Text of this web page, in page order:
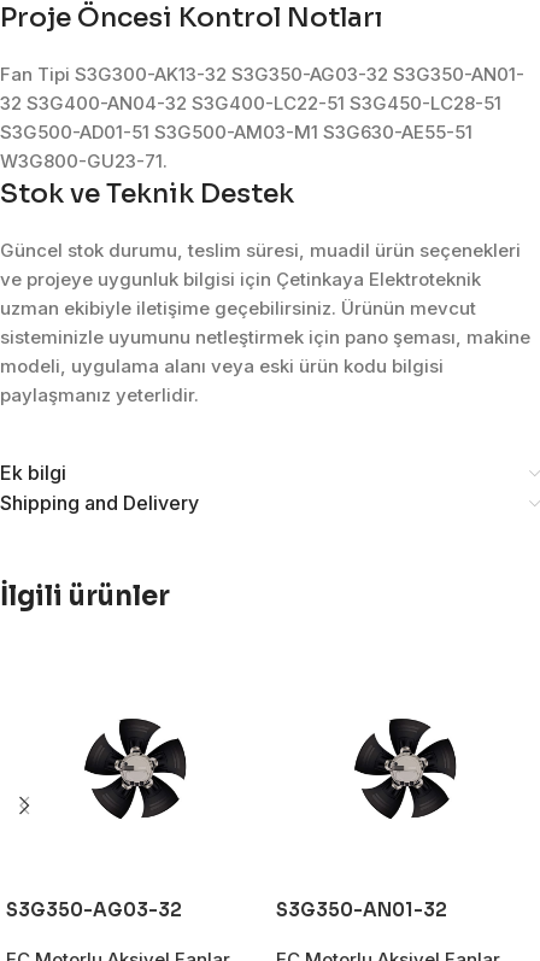
Proje Öncesi Kontrol Notları
Fan Tipi S3G300-AK13-32 S3G350-AG03-32 S3G350-AN01-
32 S3G400-AN04-32 S3G400-LC22-51 S3G450-LC28-51
S3G500-AD01-51 S3G500-AM03-M1 S3G630-AE55-51
W3G800-GU23-71.
Stok ve Teknik Destek
Güncel stok durumu, teslim süresi, muadil ürün seçenekleri
ve projeye uygunluk bilgisi için Çetinkaya Elektroteknik
uzman ekibiyle iletişime geçebilirsiniz. Ürünün mevcut
sisteminizle uyumunu netleştirmek için pano şeması, makine
modeli, uygulama alanı veya eski ürün kodu bilgisi
paylaşmanız yeterlidir.
Ek bilgi
Shipping and Delivery
İlgili ürünler
S3G350-AG03-32 S3G350-AN01-32